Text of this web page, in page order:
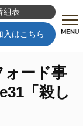
組表
入はこちら
ード事
「殺し